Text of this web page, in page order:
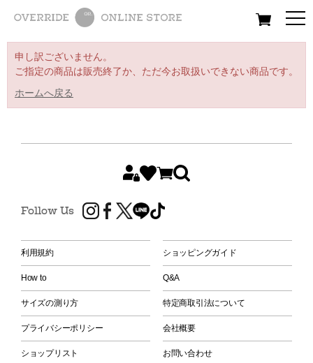
All Women Men
申し訳ございません。
ご指定の商品は販売終了か、ただ今お取扱いできない商品です。
ホームへ戻る
Follow Us
利用規約 ショッピングガイド
How to Q&A
サイズの測り方 特定商取引法について
プライバシーポリシー 会社概要
ショップリスト お問い合わせ